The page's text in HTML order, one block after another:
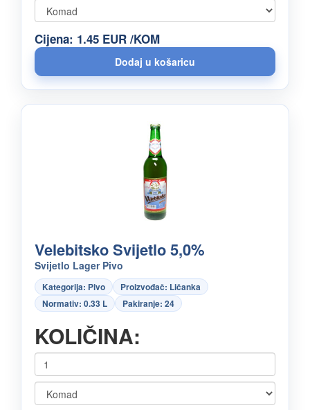
Cijena: 1.45 EUR /KOM
Velebitsko Svijetlo 5,0%
Svijetlo Lager Pivo
Kategorija: Pivo
Proizvođač: Ličanka
Normativ: 0.33 L
Pakiranje: 24
KOLIČINA: